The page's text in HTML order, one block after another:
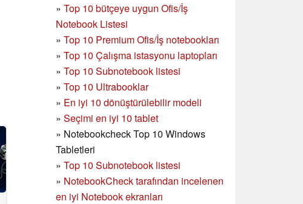
» Top 10 bütçeye uygun Ofis/İş
Notebook Listesi
» Top 10 Premium Ofis/İş notebookları
» Top 10 Çalışma istasyonu laptopları
» Top 10 Subnotebook listesi
» Top 10 Ultrabooklar
» En iyi 10 dönüştürülebilir modeli
» Seçimi en iyi 10 tablet
» Notebookcheck Top 10 Windows
Tabletleri
» Top 10 Subnotebook listesi
» NotebookCheck tarafından incelenen
en iyi Notebook ekranları